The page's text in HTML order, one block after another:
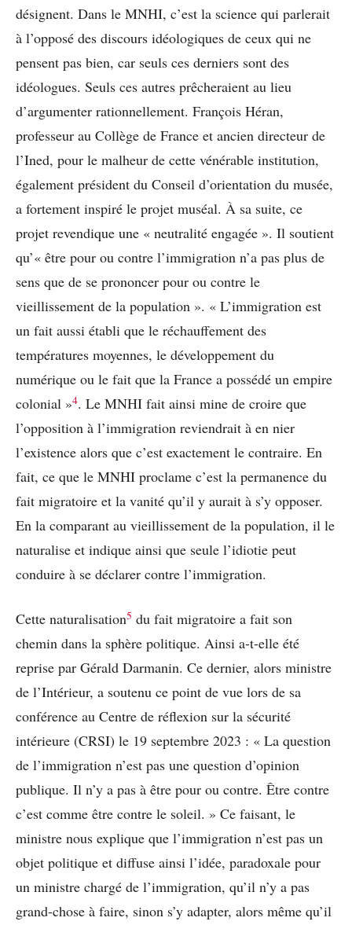
désignent. Dans le MNHI, c’est la science qui parlerait
à l’opposé des discours idéologiques de ceux qui ne
pensent pas bien, car seuls ces derniers sont des
idéologues. Seuls ces autres prêcheraient au lieu
d’argumenter rationnellement. François Héran,
professeur au Collège de France et ancien directeur de
l’Ined, pour le malheur de cette vénérable institution,
également président du Conseil d’orientation du musée,
a fortement inspiré le projet muséal. À sa suite, ce
projet revendique une « neutralité engagée ». Il soutient
qu’« être pour ou contre l’immigration n’a pas plus de
sens que de se prononcer pour ou contre le
vieillissement de la population ». « L’immigration est
un fait aussi établi que le réchauffement des
températures moyennes, le développement du
numérique ou le fait que la France a possédé un empire
colonial »4. Le MNHI fait ainsi mine de croire que
l’opposition à l’immigration reviendrait à en nier
l’existence alors que c’est exactement le contraire. En
fait, ce que le MNHI proclame c’est la permanence du
fait migratoire et la vanité qu’il y aurait à s’y opposer.
En la comparant au vieillissement de la population, il le
naturalise et indique ainsi que seule l’idiotie peut
conduire à se déclarer contre l’immigration.
Cette naturalisation5 du fait migratoire a fait son
chemin dans la sphère politique. Ainsi a-t-elle été
reprise par Gérald Darmanin. Ce dernier, alors ministre
de l’Intérieur, a soutenu ce point de vue lors de sa
conférence au Centre de réflexion sur la sécurité
intérieure (CRSI) le 19 septembre 2023 : « La question
de l’immigration n’est pas une question d’opinion
publique. Il n’y a pas à être pour ou contre. Être contre
c’est comme être contre le soleil. » Ce faisant, le
ministre nous explique que l’immigration n’est pas un
objet politique et diffuse ainsi l’idée, paradoxale pour
un ministre chargé de l’immigration, qu’il n’y a pas
grand-chose à faire, sinon s’y adapter, alors même qu’il